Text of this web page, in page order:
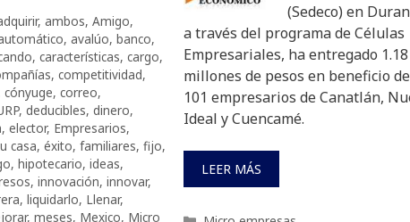
, ambos, Amigo,
, avalúo, banco,
, características, cargo,
, competitividad,
cónyuge, correo,
, deducibles, dinero,
, elector, Empresarios,
casa, éxito, familiares, fijo,
, hipotecario, ideas,
, innovación, innovar,
, liquidarlo, Llenar,
, meses, Mexico, Micro
(Sedeco) en
a través del programa de Células
Empresariales, ha entregado 1.18
millones de pesos en beneficio de
101 empresarios de Canatlán,
Ideal y Cuencamé.
LEER MÁS